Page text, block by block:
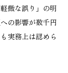
微な誤り」の明
の影響が数千円
実務上は認めら